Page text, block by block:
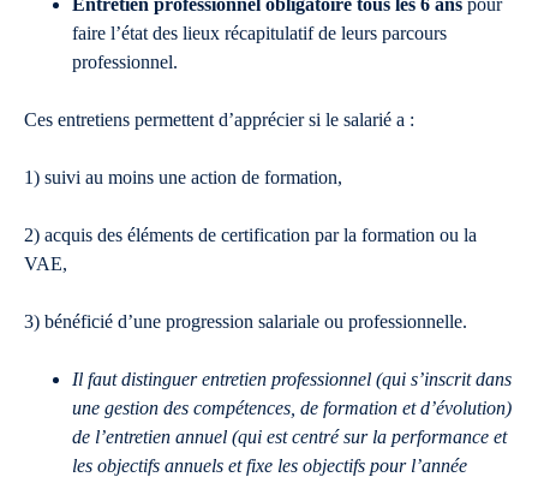
Entretien professionnel obligatoire tous les 6 ans pour
faire l’état des lieux récapitulatif de leurs parcours
professionnel.
Ces entretiens permettent d’apprécier si le salarié a :
1) suivi au moins une action de formation,
2) acquis des éléments de certification par la formation ou la
VAE,
3) bénéficié d’une progression salariale ou professionnelle.
Il faut distinguer entretien professionnel (qui s’inscrit dans
une gestion des compétences, de formation et d’évolution)
de l’entretien annuel (qui est centré sur la performance et
les objectifs annuels et fixe les objectifs pour l’année